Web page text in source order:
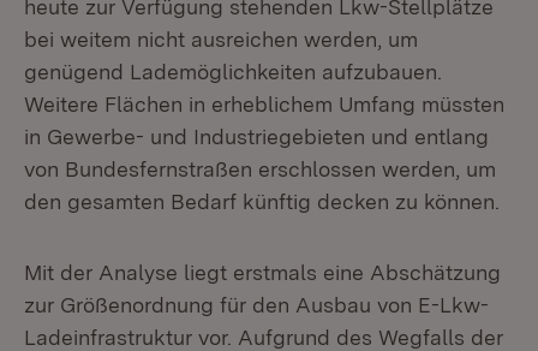
heute zur Verfügung stehenden Lkw-Stellplätze
bei weitem nicht ausreichen werden, um
genügend Lademöglichkeiten aufzubauen.
Weitere Flächen in erheblichem Umfang müssten
in Gewerbe- und Industriegebieten und entlang
von Bundesfernstraßen erschlossen werden, um
den gesamten Bedarf künftig decken zu können.
Mit der Analyse liegt erstmals eine Abschätzung
zur Größenordnung für den Ausbau von E-Lkw-
Ladeinfrastruktur vor. Aufgrund des Wegfalls der